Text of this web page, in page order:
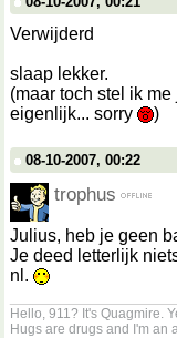
Verwijderd
slaap lekker.
(maar toch stel ik
eigenlijk... sorry
)
08-10-2007, 00:22
trophus
Julius, heb je geen
Je deed letterlijk
nl.
Hello, 911? It's Quagmire.
Hugs are drugs and I'm an